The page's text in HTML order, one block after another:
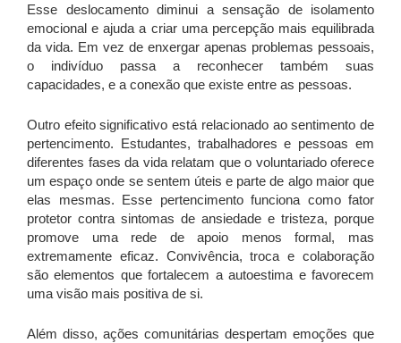
Esse deslocamento diminui a sensação de isolamento
emocional e ajuda a criar uma percepção mais equilibrada
da vida. Em vez de enxergar apenas problemas pessoais,
o indivíduo passa a reconhecer também suas
capacidades, e a conexão que existe entre as pessoas.
Outro efeito significativo está relacionado ao sentimento de
pertencimento. Estudantes, trabalhadores e pessoas em
diferentes fases da vida relatam que o voluntariado oferece
um espaço onde se sentem úteis e parte de algo maior que
elas mesmas. Esse pertencimento funciona como fator
protetor contra sintomas de ansiedade e tristeza, porque
promove uma rede de apoio menos formal, mas
extremamente eficaz. Convivência, troca e colaboração
são elementos que fortalecem a autoestima e favorecem
uma visão mais positiva de si.
Além disso, ações comunitárias despertam emoções que